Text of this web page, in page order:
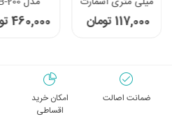
پرینس مدل
FashionWrite -
117,000 تومان 460,000 تومان
ضمانت اصالت
امکان خرید
اقساطی